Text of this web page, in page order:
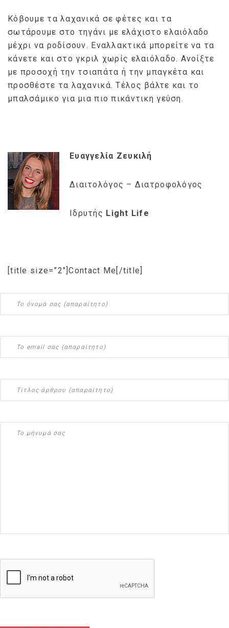
Κόβουμε τα λαχανικά σε φέτες και τα
σωτάρουμε στο τηγάνι με ελάχιστο ελαιόλαδο
μέχρι να ροδίσουν. Εναλλακτικά μπορείτε να τα
κάνετε και στο γκριλ χωρίς ελαιόλαδο. Ανοίξτε
με προσοχή την τσιαπάτα ή την μπαγκέτα και
προσθέστε τα λαχανικά. Τέλος βάλτε και το
μπαλσάμικο για μια πιο πικάντικη γεύση.
Ευαγγελία Ζευκιλή
Διαιτολόγος – Διατροφολόγος
Ιδρυτής Light Life
[title size=”2″]Contact Me[/title]